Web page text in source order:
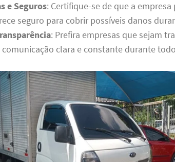
e Seguros: Certifique-se de que a empresa
seguro para cobrir possíveis danos
: Prefira empresas que sejam
clara e constante durante